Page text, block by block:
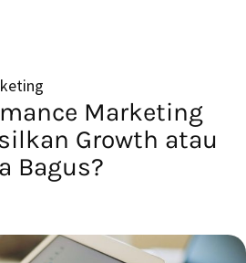
Marketing
Growth atau
Bagus?